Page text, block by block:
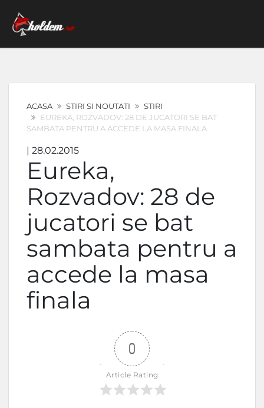
ACASA STIRI SI NOUTATI
STIRI
EUREKA, ROZVADOV: 28 DE JUCATORI SE BAT
SAMBATA PENTRU A ACCEDE LA MASA FINALA
| 28.02.2015
Eureka,
Rozvadov: 28 de
jucatori se bat
sambata pentru a
accede la masa
finala
0
Article Rating